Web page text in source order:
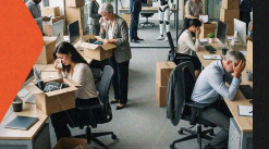
103 - A legújabb data science címkék kiakasztják a bullshit-métert
az AGI a GPT-4-ben